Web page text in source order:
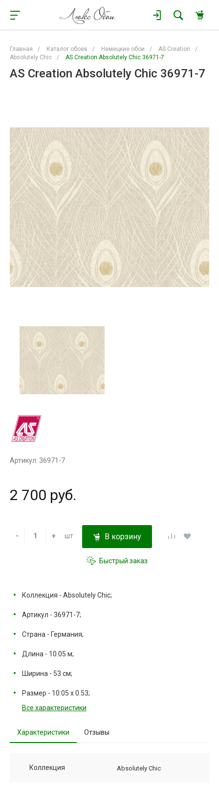
Главная / Каталог обоев / Немецкие обои / AS Creation
/
Absolutely Chic
/ AS Creation Absolutely Chic 36971-7
AS Creation Absolutely Chic 36971-7
Артикул: 36971-7
2 700 руб.
- + шт В корзину
Быстрый заказ
Коллекция - Absolutely Chic;
Артикул - 36971-7;
Страна - Германия;
Длина - 10.05 м;
Ширина - 53 см;
Размер - 10.05 х 0.53;
Все характеристики
Характеристики Отзывы
Коллекция Absolutely Chic